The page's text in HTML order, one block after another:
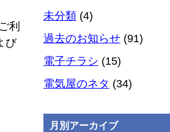
利
び
未分類(4)
過去のお知らせ(91)
電子チラシ (15)
電気屋のネタ (34)
月別アーカイブ